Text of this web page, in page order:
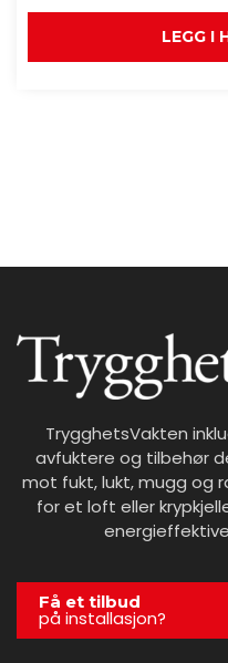
LEGG I
TrygghetsVakten
avfuktere og tilbehør
mot fukt, lukt, mugg og
for et loft eller
Få et tilbud
på installasjon?